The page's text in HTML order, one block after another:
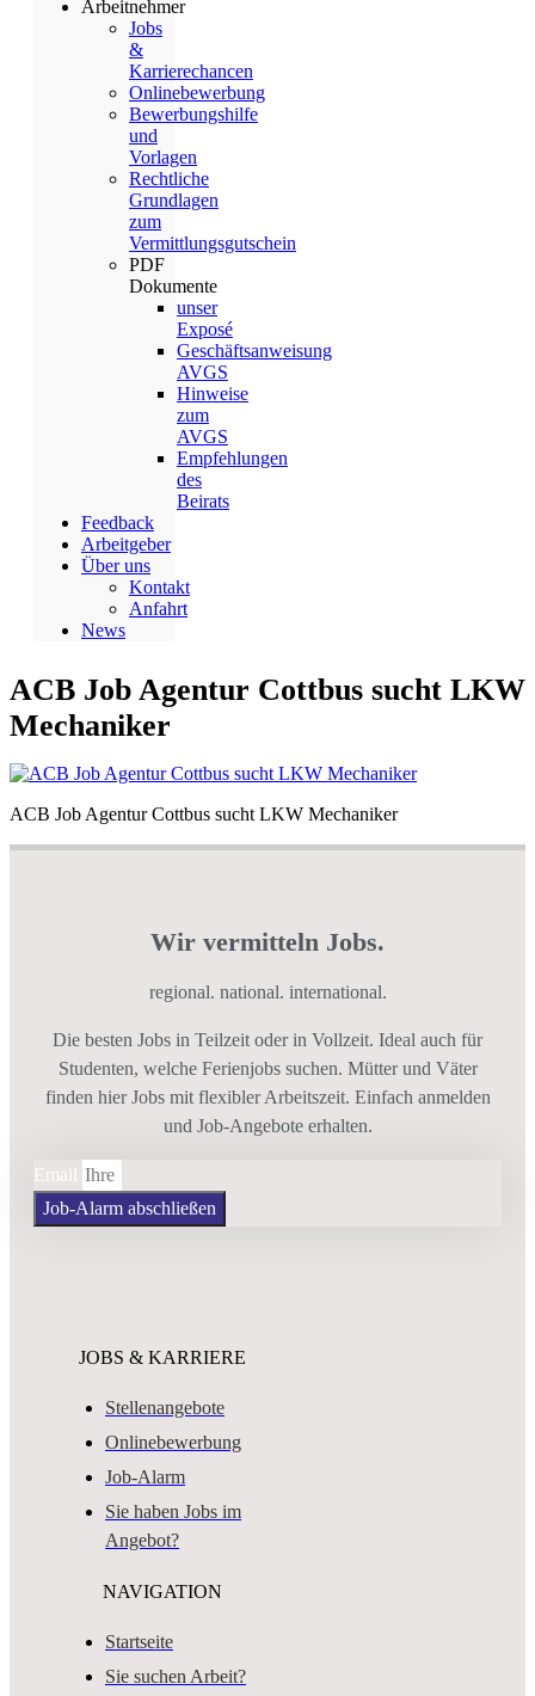
Arbeitnehmer
Jobs
&
Karrierechancen
Onlinebewerbung
Bewerbungshilfe
und
Vorlagen
Rechtliche
Grundlagen
zum
Vermittlungsgutschein
PDF
Dokumente
unser
Exposé
Geschäftsanweisung
AVGS
Hinweise
zum
AVGS
Empfehlungen
des
Beirats
Feedback
Arbeitgeber
Über uns
Kontakt
Anfahrt
News
ACB Job Agentur Cottbus sucht LKW
Mechaniker
ACB Job Agentur Cottbus sucht LKW Mechaniker
Wir vermitteln Jobs.
regional. national. international.
Die besten Jobs in Teilzeit oder in Vollzeit. Ideal auch für
Studenten, welche Ferienjobs suchen. Mütter und Väter
finden hier Jobs mit flexibler Arbeitszeit. Einfach anmelden
und Job-Angebote erhalten.
Email
Job-Alarm abschließen
JOBS & KARRIERE
Stellenangebote
Onlinebewerbung
Job-Alarm
Sie haben Jobs im
Angebot?
NAVIGATION
Startseite
Sie suchen Arbeit?